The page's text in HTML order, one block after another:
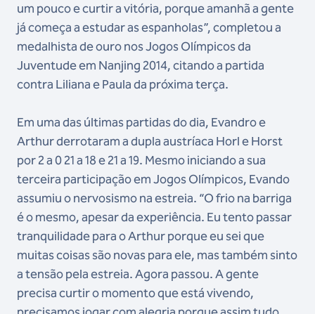
um pouco e curtir a vitória, porque amanhã a gente
já começa a estudar as espanholas”, completou a
medalhista de ouro nos Jogos Olímpicos da
Juventude em Nanjing 2014, citando a partida
contra Liliana e Paula da próxima terça.
Em uma das últimas partidas do dia, Evandro e
Arthur derrotaram a dupla austríaca Horl e Horst
por 2 a 0 21 a 18 e 21 a 19. Mesmo iniciando a sua
terceira participação em Jogos Olímpicos, Evando
assumiu o nervosismo na estreia. “O frio na barriga
é o mesmo, apesar da experiência. Eu tento passar
tranquilidade para o Arthur porque eu sei que
muitas coisas são novas para ele, mas também sinto
a tensão pela estreia. Agora passou. A gente
precisa curtir o momento que está vivendo,